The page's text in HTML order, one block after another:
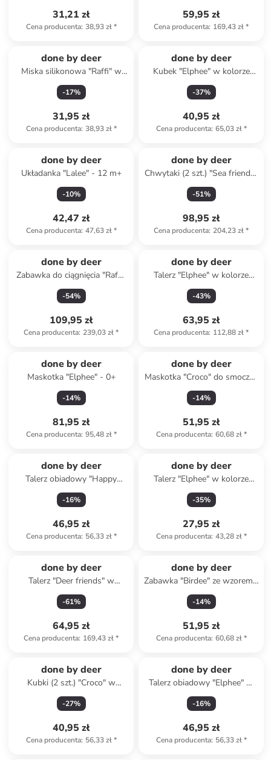
31,21 zł
Cena producenta: 38,93 zł*
59,95 zł
Cena producenta: 169,43 zł*
done by deer
Miska silikonowa "Raffi" w
kolorze zielonym
-17%
31,95 zł
Cena producenta: 38,93 zł*
done by deer
Kubek "Elphee" w kolorze
jasnobrązowym - 165 ml
-37%
40,95 zł
Cena producenta: 65,03 zł*
done by deer
Układanka "Lalee" - 12 m+
-10%
42,47 zł
Cena producenta: 47,63 zł*
done by deer
Chwytaki (2 szt.) "Sea friends"
w kolorze biało-żółtym
-51%
98,95 zł
Cena producenta: 204,23 zł*
done by deer
Zabawka do ciągnięcia "Raffi"
- 12m+
-54%
109,95 zł
Cena producenta: 239,03 zł*
done by deer
Talerz "Elphee" w kolorze
szarym do nauki jedzenia - Ø
16 cm
-43%
63,95 zł
Cena producenta: 112,88 zł*
done by deer
Maskotka "Elphee" - 0+
-14%
81,95 zł
Cena producenta: 95,48 zł*
done by deer
Maskotka "Croco" do smoczka
- 0+
-14%
51,95 zł
Cena producenta: 60,68 zł*
done by deer
Talerz obiadowy "Happy
clouds" w kolorze
jasnoróżowym - 22 x 18 cm
-16%
46,95 zł
Cena producenta: 56,33 zł*
done by deer
Talerz "Elphee" w kolorze
miętowym do nauki jedzenia -
Ø 18,5 cm
-35%
27,95 zł
Cena producenta: 43,28 zł*
done by deer
Talerz "Deer friends" w
kolorze musztardowym do
nauki jedzenia - 21,5 x 16 cm
-61%
64,95 zł
Cena producenta: 169,43 zł*
done by deer
Zabawka "Birdee" ze wzorem -
12m+
-14%
51,95 zł
Cena producenta: 60,68 zł*
done by deer
Kubki (2 szt.) "Croco" w
kolorze jasnobrązowo-
beżowym - 100 ml
-27%
40,95 zł
Cena producenta: 56,33 zł*
done by deer
Talerz obiadowy "Elphee" w
kolorze błękitnym - 22 x 18
cm
-16%
46,95 zł
Cena producenta: 56,33 zł*